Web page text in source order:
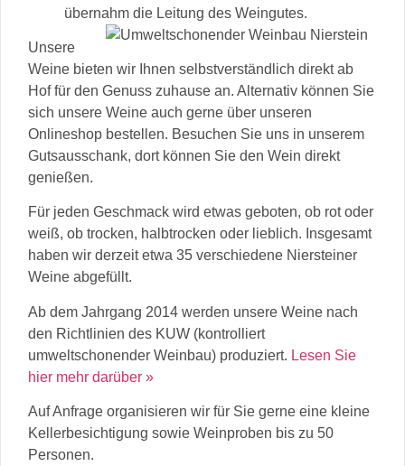
übernahm die Leitung des Weingutes.
Unsere
Weine bieten wir Ihnen selbstverständlich direkt ab
Hof für den Genuss zuhause an. Alternativ können Sie
sich unsere Weine auch gerne über unseren
Onlineshop bestellen. Besuchen Sie uns in unserem
Gutsausschank, dort können Sie den Wein direkt
genießen.
Für jeden Geschmack wird etwas geboten, ob rot oder
weiß, ob trocken, halbtrocken oder lieblich. Insgesamt
haben wir derzeit etwa 35 verschiedene Niersteiner
Weine abgefüllt.
Ab dem Jahrgang 2014 werden unsere Weine nach
den Richtlinien des KUW (kontrolliert
umweltschonender Weinbau) produziert. Lesen Sie
hier mehr darüber »
Auf Anfrage organisieren wir für Sie gerne eine kleine
Kellerbesichtigung sowie Weinproben bis zu 50
Personen.